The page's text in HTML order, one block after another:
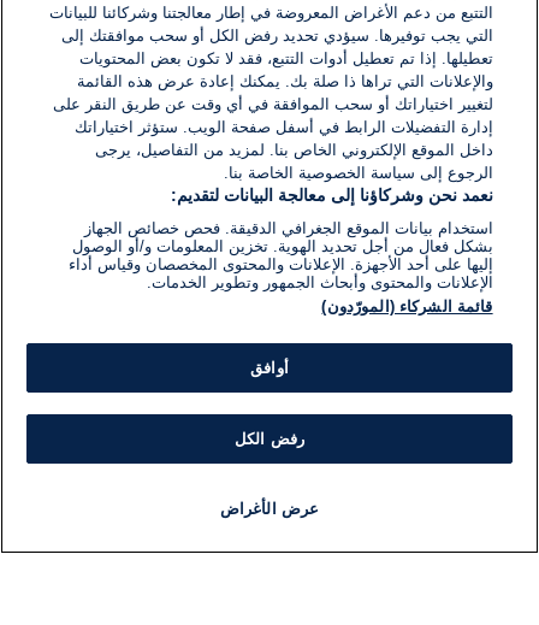
التتبع من دعم الأغراض المعروضة في إطار معالجتنا وشركائنا للبيانات
التي يجب توفيرها. سيؤدي تحديد رفض الكل أو سحب موافقتك إلى
تعطيلها. إذا تم تعطيل أدوات التتبع، فقد لا تكون بعض المحتويات
والإعلانات التي تراها ذا صلة بك. يمكنك إعادة عرض هذه القائمة
لتغيير اختياراتك أو سحب الموافقة في أي وقت عن طريق النقر على
إدارة التفضيلات الرابط في أسفل صفحة الويب. ستؤثر اختياراتك
داخل الموقع الإلكتروني الخاص بنا. لمزيد من التفاصيل، يرجى
الرجوع إلى سياسة الخصوصية الخاصة بنا.
نعمد نحن وشركاؤنا إلى معالجة البيانات لتقديم:
استخدام بيانات الموقع الجغرافي الدقيقة. فحص خصائص الجهاز
بشكل فعال من أجل تحديد الهوية. تخزين المعلومات و/أو الوصول
إليها على أحد الأجهزة. الإعلانات والمحتوى المخصصان وقياس أداء
الإعلانات والمحتوى وأبحاث الجمهور وتطوير الخدمات.
قائمة الشركاء (المورّدون)
أوافق
رفض الكل
عرض الأغراض